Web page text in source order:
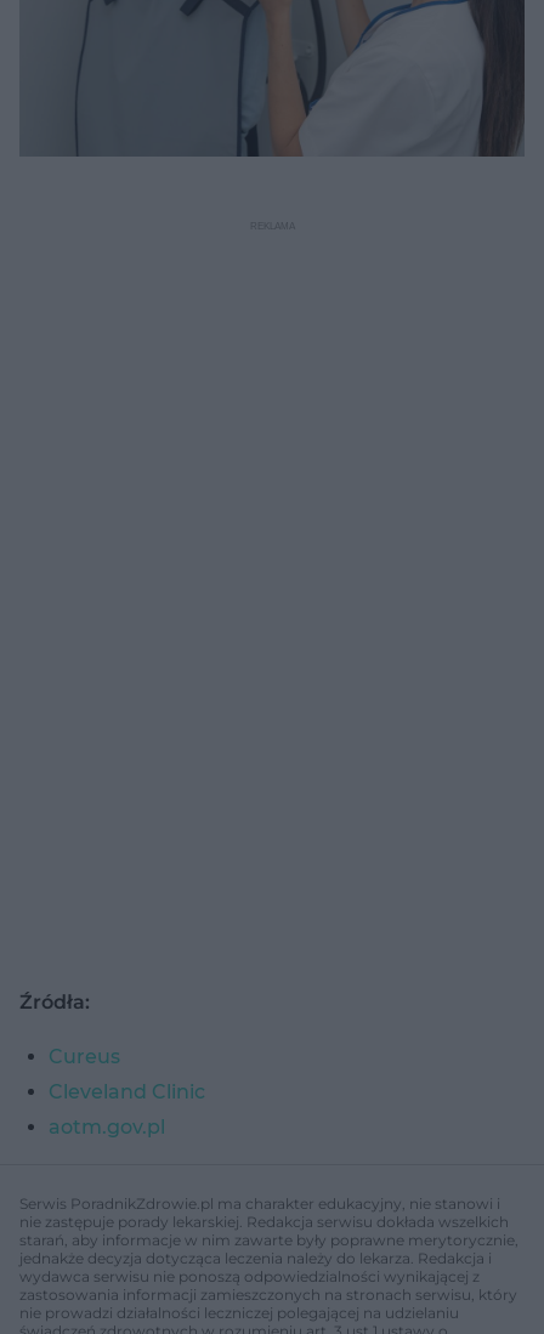
Źródła:
Cureus
Cleveland Clinic
aotm.gov.pl
Serwis PoradnikZdrowie.pl ma charakter edukacyjny, nie stanowi i
nie zastępuje porady lekarskiej. Redakcja serwisu dokłada wszelkich
starań, aby informacje w nim zawarte były poprawne merytorycznie,
jednakże decyzja dotycząca leczenia należy do lekarza. Redakcja i
wydawca serwisu nie ponoszą odpowiedzialności wynikającej z
zastosowania informacji zamieszczonych na stronach serwisu, który
nie prowadzi działalności leczniczej polegającej na udzielaniu